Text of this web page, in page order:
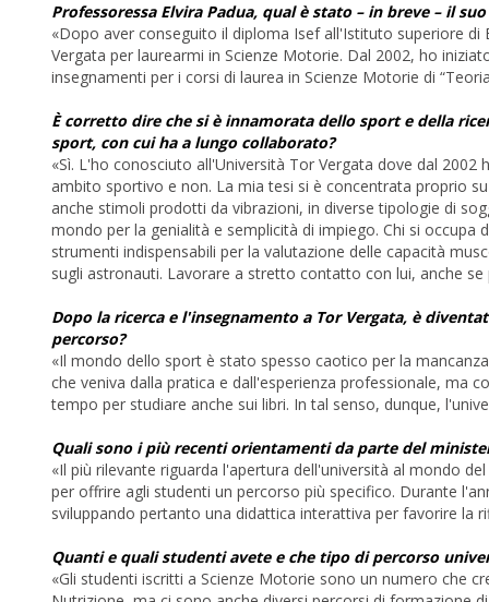
Professoressa Elvira Padua, qual è stato – in breve – il
«Dopo aver conseguito il diploma Isef all'Istituto superiore
Vergata per laurearmi in Scienze Motorie. Dal 2002, ho
insegnamenti per i corsi di laurea in Scienze Motorie di
È corretto dire che si è innamorata dello sport e della
sport, con cui ha a lungo collaborato?
«Sì. L'ho conosciuto all'Università Tor Vergata dove dal
ambito sportivo e non. La mia tesi si è concentrata proprio
anche stimoli prodotti da vibrazioni, in diverse tipologie di
mondo per la genialità e semplicità di impiego. Chi si
strumenti indispensabili per la valutazione delle capacità
sugli astronauti. Lavorare a stretto contatto con lui, anche
Dopo la ricerca e l'insegnamento a Tor Vergata, è
percorso?
«Il mondo dello sport è stato spesso caotico per la
che veniva dalla pratica e dall'esperienza professionale, ma
tempo per studiare anche sui libri. In tal senso, dunque,
Quali sono i più recenti orientamenti da parte del
«Il più rilevante riguarda l'apertura dell'università al mondo
per offrire agli studenti un percorso più specifico. Durante
sviluppando pertanto una didattica interattiva per favorire la
Quanti e quali studenti avete e che tipo di percorso
«Gli studenti iscritti a Scienze Motorie sono un numero che